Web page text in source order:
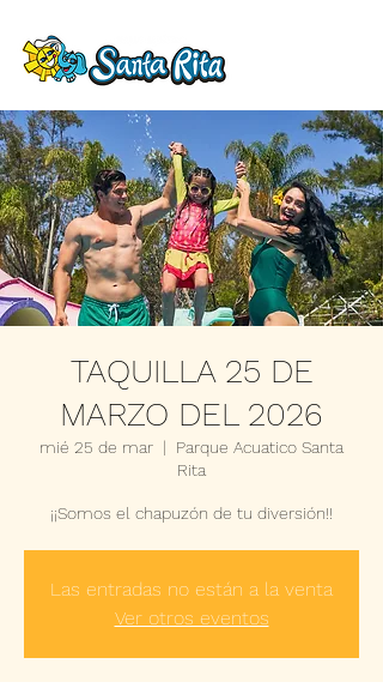
TAQUILLA 25 DE
MARZO DEL 2026
mié 25 de mar
  |
Parque Acuatico Santa
Rita
¡¡Somos el chapuzón de tu diversión!!
Las entradas no están a la venta
Ver otros eventos